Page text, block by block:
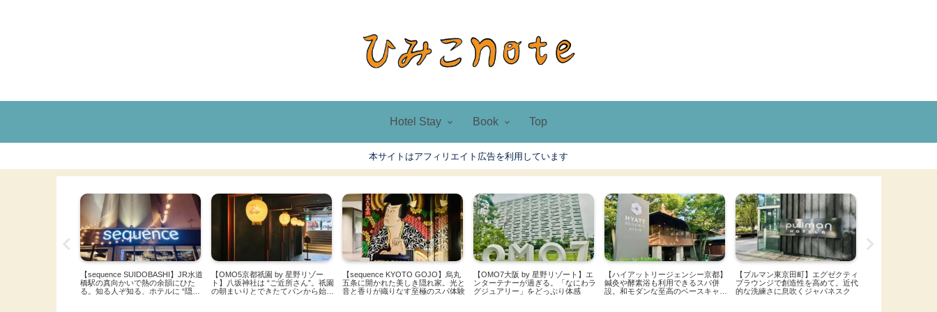
Hotel Stay Book Top
本サイトはアフィリエイト広告を利用しています
【sequence KYOTO GOJO】烏丸
五条に開かれた美しき隠れ家。光と
音と香りが織りなす至極のスパ体験
【OMO7大阪 by 星野リゾート】エ
ンターテナーが過ぎる。「なにわラ
グジュアリー」をどっぷり体感
【ハイアットリージェンシー京都】
鍼灸や酵素浴も利用できるスパ併
設。和モダンな至高のベースキャン
【プルマン東京田町】エグゼクティ
ブラウンジで創造性を高めて。近代
的な洗練さに息吹くジャパネスク
【OMO3京都東寺 by 星野リゾー
ト】心が平安を駆ける。東寺に特化
した施設とアクティビティは圧巻
【ラクシオ・イン｜東京都町田】天
然温泉施設が利用できる高コスパホ
テル